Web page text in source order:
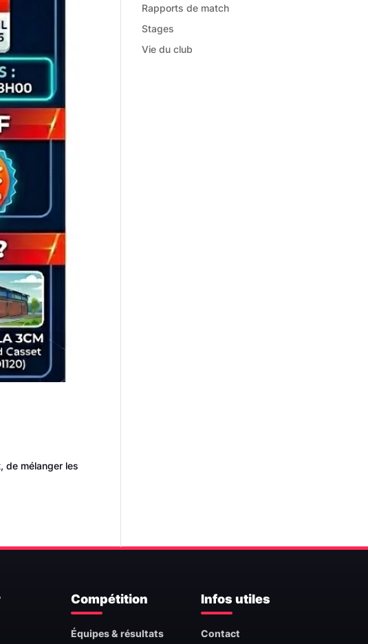
de mélanger les
Rapports de match
Stages
Vie du club
Compétition
Équipes & résultats
Infos utiles
Contact